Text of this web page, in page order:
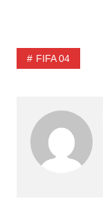
FIFA 04